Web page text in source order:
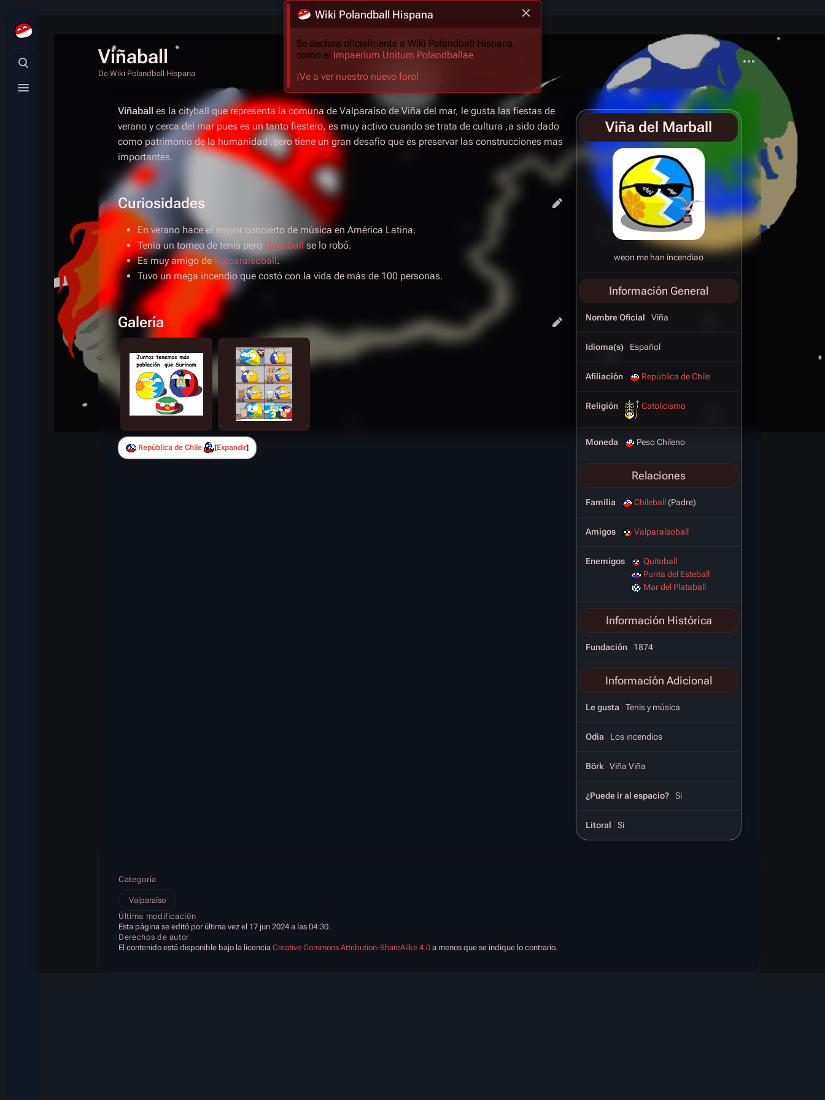
Búsqueda alternativa
Menú alternativo
Wiki Polandball Hispana
Se declara oficialmente a Wiki Polandball Hispana
como el Impaerium Unitum Polandballae
¡Ve a ver nuestro nuevo foro!
Viñaball
De Wiki Polandball Hispana
Más acciones
Viña del Marball
weon me han incendiao
Información General
Nombre Oficial Viña
Idioma(s) Español
Afiliación República de Chile
Religión Catolicismo
Moneda Peso Chileno
Relaciones
Familia Chileball(Padre)
Amigos Valparaísoball
Enemigos
Quitoball
Punta del Esteball
Mar del Plataball
Información Histórica
Fundación 1874
Información Adicional
Le gusta Tenis y música
Odia Los incendios
Börk Viña Viña
¿Puede ir al espacio? Si
Litoral Si
Viñaball es la cityball que representa la comuna de Valparaíso de Viña del mar, le gusta las fiestas de
verano y cerca del mar pues es un tanto fiestero, es muy activo cuando se trata de cultura ,a sido dado
como patrimonio de la humanidad ,pero tiene un gran desafío que es preservar las construcciones mas
importantes.
Curiosidades
En verano hace el mayor concierto de música en América Latina.
Tenia un torneo de tenis pero Quitoballse lo robó.
Es muy amigo deValparaísoball.
Tuvo un mega incendio que costó con la vida de más de 100 personas.
Galería
Expandir
República de Chile
Categoría
Valparaíso
Última modificación
Esta página se editó por última vez el 17 jun 2024 a las 04:30.
Derechos de autor
El contenido está disponible bajo la licencia Creative Commons Attribution-ShareAlike 4.0 a menos que se indique lo contrario.